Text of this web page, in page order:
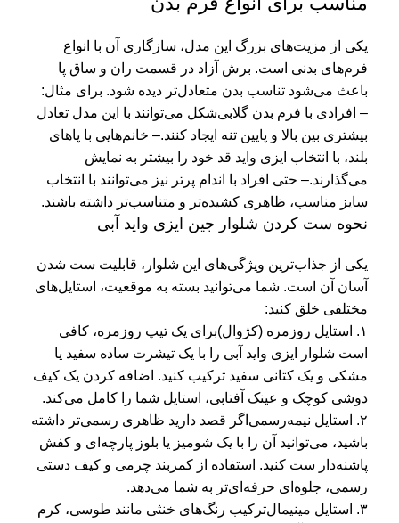
یکی از مزیت‌های بزرگ این مدل، سازگاری آن با انواع
فرم‌های بدنی است. برش آزاد در قسمت ران و ساق پا
باعث می‌شود تناسب بدن متعادل‌تر دیده شود. برای مثال:
– افرادی با فرم بدن گلابی‌شکل می‌توانند با این مدل تعادل
بیشتری بین بالا و پایین تنه ایجاد کنند.– خانم‌هایی با پاهای
بلند، با انتخاب ایزی واید قد خود را بیشتر به نمایش
می‌گذارند.– حتی افراد با اندام پرتر نیز می‌توانند با انتخاب
سایز مناسب، ظاهری کشیده‌تر و متناسب‌تر داشته باشند.
نحوه ست کردن شلوار جین ایزی واید آبی
یکی از جذاب‌ترین ویژگی‌های این شلوار، قابلیت ست شدن
آسان آن است. شما می‌توانید بسته به موقعیت، استایل‌های
مختلفی خلق کنید:
۱. استایل روزمره (کژوال)
برای یک تیپ روزمره، کافی
است شلوار ایزی واید آبی را با یک تیشرت ساده سفید یا
مشکی و یک کتانی سفید ترکیب کنید. اضافه کردن یک کیف
دوشی کوچک و عینک آفتابی، استایل شما را کامل می‌کند.
۲. استایل نیمه‌رسمی
اگر قصد دارید ظاهری رسمی‌تر داشته
باشید، می‌توانید آن را با یک شومیز یا بلوز پارچه‌ای و کفش
پاشنه‌دار ست کنید. استفاده از کمربند چرمی و کیف دستی
رسمی، جلوه‌ای حرفه‌ای‌تر به شما می‌دهد.
۳. استایل مینیمال
ترکیب رنگ‌های خنثی مانند طوسی، کرم